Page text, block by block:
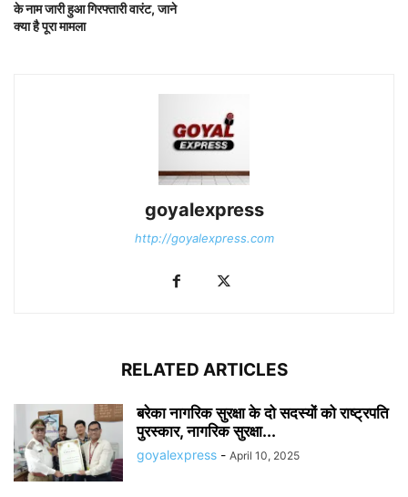
के नाम जारी हुआ गिरफ्तारी वारंट, जाने
क्या है पूरा मामला
goyalexpress
http://goyalexpress.com
RELATED ARTICLES
बरेका नागरिक सुरक्षा के दो सदस्यों को राष्ट्रपति
पुरस्कार, नागरिक सुरक्षा...
goyalexpress - April 10, 2025